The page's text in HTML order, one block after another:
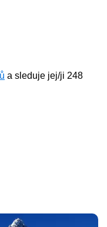
a sleduje jej/ji 248